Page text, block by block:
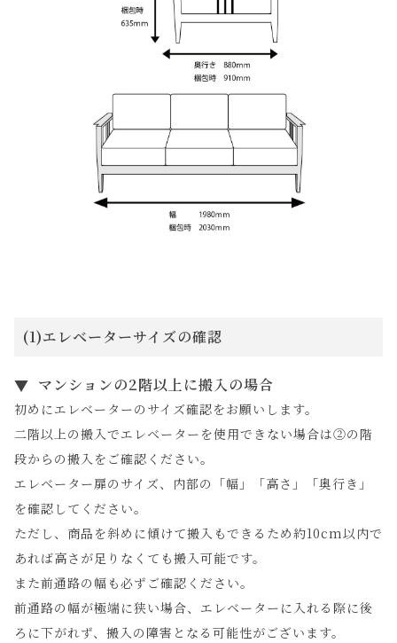
(1)エレベーターサイズの確認
マンションの2階以上に搬入の場合
初めにエレベーターのサイズ確認をお願いします。
二階以上の搬入でエレベーターを使用できない場合は②の階
段からの搬入をご確認ください。
エレベーター扉のサイズ、内部の「幅」「高さ」「奥行き」
を確認してください。
ただし、商品を斜めに傾けて搬入もできるため約10cm以内で
あれば高さが足りなくても搬入可能です。
また前通路の幅も必ずご確認ください。
前通路の幅が極端に狭い場合、エレベーターに入れる際に後
ろに下がれず、搬入の障害となる可能性がございます。